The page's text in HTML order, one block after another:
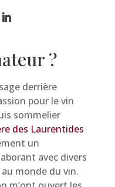
?
derrière
pour le vin
sommelier
des Laurentides
un
avec divers
monde du vin.